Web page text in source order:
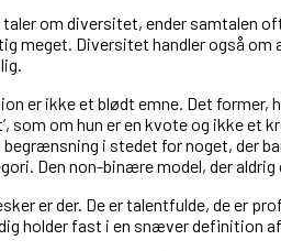
taler om diversitet, ender samtalen
meget. Diversitet handler også om
er ikke et blødt emne. Det former,
som om hun er en kvote og ikke et
i stedet for noget, der
Den non-binære model, der aldrig
er der. De er talentfulde, de er
holder fast i en snæver definition